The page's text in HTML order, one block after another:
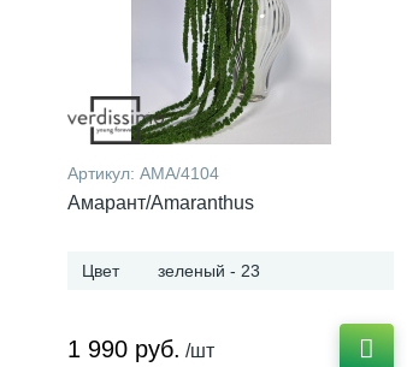
Артикул: AMA/4104
Амарант/Amaranthus
Цвет зеленый - 23
1 990 руб. /шт